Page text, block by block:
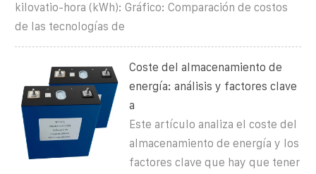
kilovatio-hora (kWh): Gráfico: Comparación de costos
de las tecnologías de
Coste del almacenamiento de
energía: análisis y factores clave
a
Este artículo analiza el coste del
almacenamiento de energía y los
factores clave que hay que tener